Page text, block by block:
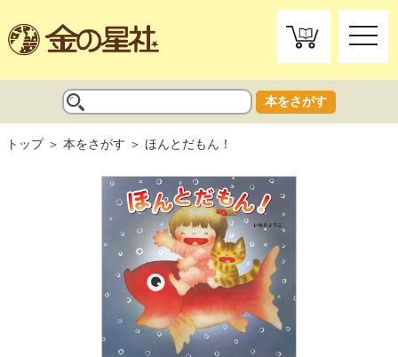
toggle
本をさがす
トップ 本をさがす ほんとだもん！